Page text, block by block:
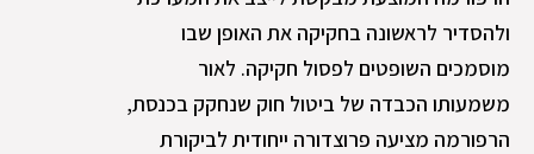
ולהסדיר לראשונה בחקיקה את האופן שבו
מוסמכים השופטים לפסול חקיקה. לאור
משמעותו הכבדה של ביטול חוק שנחקק בכנסת,
הרפורמה מציעה פרוצדורה ייחודית לביקורת